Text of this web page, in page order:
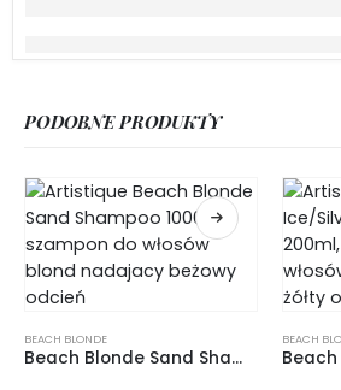
PODOBNE PRODUKTY
BEACH BLONDE
Beach Blonde Sand Shampoo 1000ml, szampon do włosów blond nadający beżowy odcień
BEACH